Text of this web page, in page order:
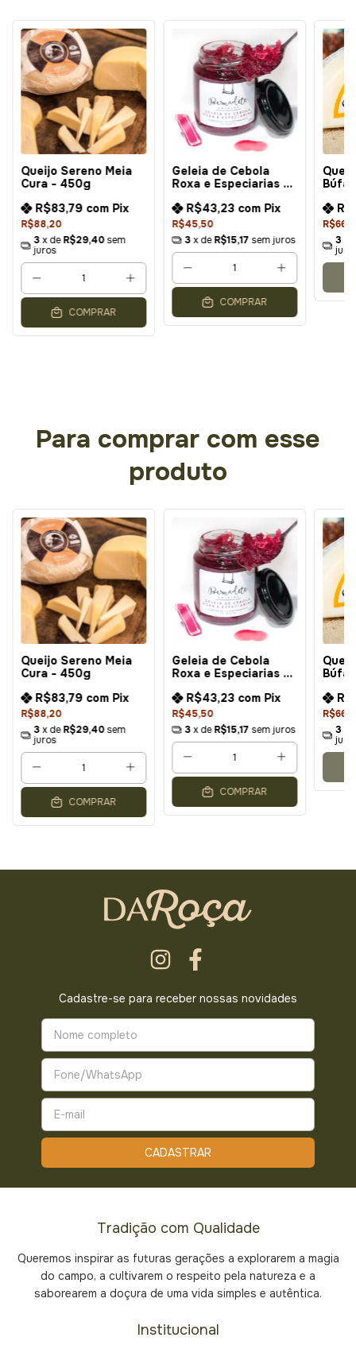
Queijo Sereno Meia
Cura - 450g
R$88,20
R$83,79 com Pix
3x deR$29,40 sem
juros
COMPRAR
Geleia de Cebola
Roxa e Especiarias -
R$45,50
R$43,23 com Pix
3 x deR$15,17 sem juros
COMPRAR
3
Para comprar com esse
produto
Queijo Sereno Meia
Cura - 450g
R$88,20
R$83,79 com Pix
3x deR$29,40 sem
juros
COMPRAR
Geleia de Cebola
Roxa e Especiarias -
R$45,50
R$43,23 com Pix
3 x deR$15,17 sem juros
COMPRAR
3
Cadastre-se para receber nossas novidades
Tradição com Qualidade
Queremos inspirar as futuras gerações a explorarem a magia
do campo, a cultivarem o respeito pela natureza e a
saborearem a doçura de uma vida simples e autêntica.
Institucional